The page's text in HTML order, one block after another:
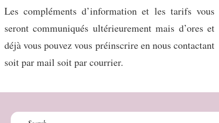
Les compléments d’information et les tarifs vous
seront communiqués ultérieurement mais d’ores et
déjà vous pouvez vous préinscrire en nous contactant
soit par mail soit par courrier.
Search